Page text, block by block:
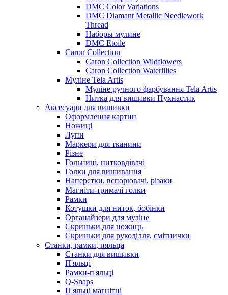
DMC Color Variations
DMC Diamant Metallic Needlework
Thread
Наборы мулине
DMC Etoile
Caron Collection
Caron Collection Wildflowers
Caron Collection Waterlilies
Муліне Tela Artis
Муліне ручного фарбування Tela Artis
Нитка для вишивки Пухнастик
Аксесуари для вишивки
Оформлення картин
Ножиці
Лупи
Маркери для тканини
Різне
Гольниці, нитковдівачі
Голки для вишивання
Наперстки, вспорювачі, різаки
Магніти-тримачі голки
Рамки
Котушки для ниток, бобінки
Органайзери для муліне
Скриньки для ножиць
Скриньки для рукоділля, смітнички
Станки, рамки, пяльца
Станки для вишивки
П'яльці
Рамки-п'яльці
Q-Snaps
П'яльці магнітні